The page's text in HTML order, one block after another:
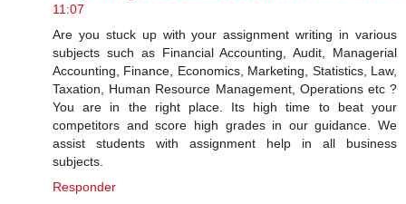
11:07
Are you stuck up with your assignment writing in various
subjects such as Financial Accounting, Audit, Managerial
Accounting, Finance, Economics, Marketing, Statistics, Law,
Taxation, Human Resource Management, Operations etc ?
You are in the right place. Its high time to beat your
competitors and score high grades in our guidance. We
assist students with assignment help in all business
subjects.
Responder